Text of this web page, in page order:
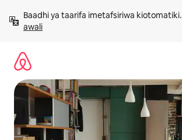
kwenda
kwenye
Baadhi ya taarifa imetafsiriwa kiotomatiki.
awali